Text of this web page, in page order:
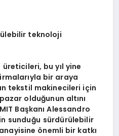
teknoloji
bu yıl yine
bir araya
tekstil makinecileri için
olduğunun altını
Başkanı Alessandro
sunduğu sürdürülebilir
önemli bir katkı